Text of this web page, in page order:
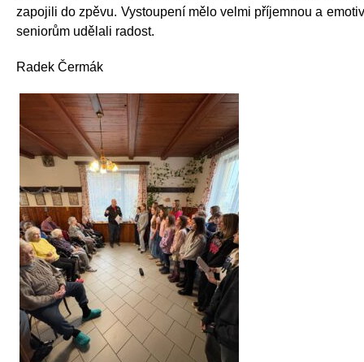
zapojili do zpěvu. Vystoupení mělo velmi příjemnou a
seniorům udělali radost.
Radek Čermák